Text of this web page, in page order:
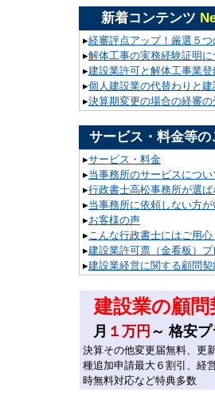
新着コンテンツ
▸経審評点アップ！厳選５つ
▸解体工事の実務経験証明に
▸建設業許可と解体工事業登
▸個人建設業の代替わりと
▸決算期変更の場合の経審の
サービス・料金等の
▸サービス・料金
▸当事務所のサービスについ
▸行政書士高松事務所が選ば
▸当事務所に依頼しない方
▸お客様の声
▸こんな行政書士にはご用心
▸建設業許可票（金看板）プ
▸建設業経営に関する顧問契
建設業の顧問
月 １万円 ～ 格安プ
決算その他変更届無料、更
種追加申請最大６割引、経
時無料対応など特典多数